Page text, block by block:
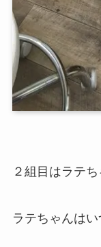
２組目はラテ
ラテちゃんは